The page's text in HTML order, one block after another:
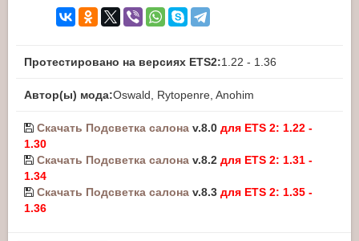
Протестировано на версиях ETS2:1.22 - 1.36
Автор(ы) мода:Oswald, Rytopenre, Anohim
Скачать Подсветка салона v.8.0 для ETS 2: 1.22 -
1.30
Скачать Подсветка салона v.8.2 для ETS 2: 1.31 -
1.34
Скачать Подсветка салона v.8.3 для ETS 2: 1.35 -
1.36